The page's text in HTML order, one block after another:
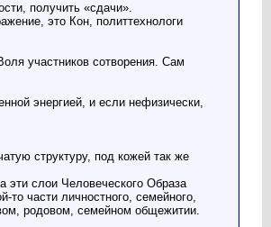
получить «сдачи».
это Кон, политтехнологи
участников сотворения. Сам
энергией, и если нефизически,
структуру, под кожей так же
эти слои Человеческого Образа
части личностного, семейного,
родовом, семейном общежитии.